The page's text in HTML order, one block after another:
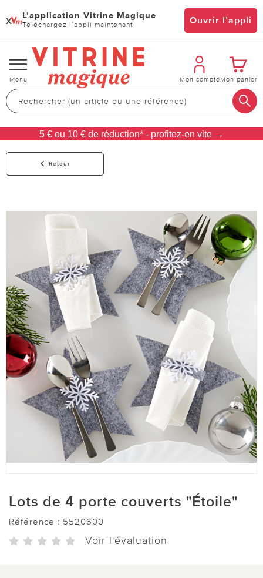
x L’application Vitrine Magique
Téléchargez l’appli maintenant Ouvrir l’appli
Changer
de
navigation
Menu Mon compteMon panier
5 € ou 10 € de réduction* - profitez-en vite →
Retour
Lots de 4 porte couverts "Étoile"
Référence : 5520600
Voir l'évaluation